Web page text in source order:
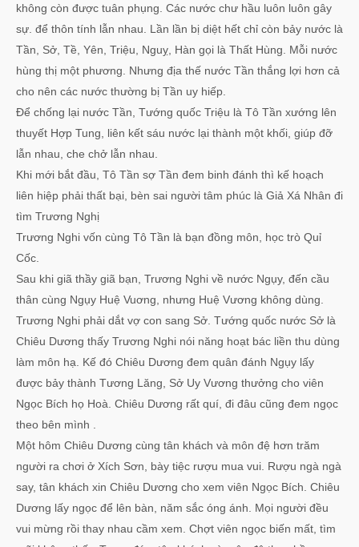
không còn được tuân phụng. Các nước chư hầu luôn luôn gây
sự. để thôn tính lẫn nhau. Lần lần bị diệt hết chỉ còn bảy nước là
Tần, Sở, Tề, Yên, Triệu, Nguỵ, Hàn gọi là Thất Hùng. Mỗi nước
hùng thị một phương. Nhưng địa thế nước Tần thắng lợi hơn cả
cho nên các nước thường bị Tần uy hiếp.
Để chống lại nước Tần, Tướng quốc Triệu là Tô Tần xướng lên
thuyết Hợp Tung, liên kết sáu nước lại thành một khối, giúp đỡ
lẫn nhau, che chở lẫn nhau.
Khi mới bắt đầu, Tô Tần sợ Tần đem binh đánh thì kế hoạch
liên hiệp phải thất bại, bèn sai người tâm phúc là Giả Xá Nhân đi
tìm Trương Nghị
Trương Nghi vốn cùng Tô Tần là bạn đồng môn, học trò Quỉ
Cốc.
Sau khi giã thầy giã bạn, Trương Nghi về nước Ngụy, đến cầu
thân cùng Ngụy Huệ Vuơng, nhưng Huệ Vương không dùng.
Trương Nghi phải dắt vợ con sang Sở. Tướng quốc nước Sở là
Chiêu Dương thấy Trương Nghi nói năng hoạt bác liền thu dùng
làm môn hạ. Kế đó Chiêu Dương đem quân đánh Ngụy lấy
được bảy thành Tương Lăng, Sở Uy Vương thưởng cho viên
Ngọc Bích họ Hoà. Chiêu Dương rất quí, đi đâu cũng đem ngọc
theo bên mình .
Một hôm Chiêu Dương cùng tân khách và môn đệ hơn trăm
người ra chơi ở Xích Sơn, bày tiệc rượu mua vui. Rượu ngà ngà
say, tân khách xin Chiêu Dương cho xem viên Ngọc Bích. Chiêu
Dương lấy ngọc để lên bàn, năm sắc óng ánh. Mọi người đều
vui mừng rồi thay nhau cầm xem. Chợt viên ngọc biến mất, tìm